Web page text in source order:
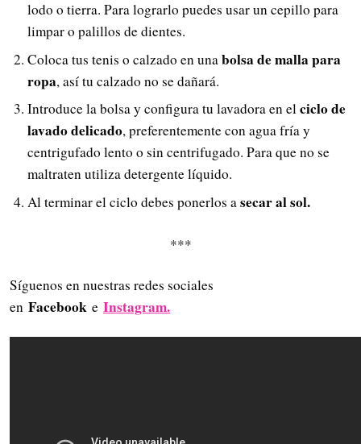
lodo o tierra. Para lograrlo puedes usar un cepillo para
limpar o palillos de dientes.
Coloca tus tenis o calzado en unabolsa de malla para
ropa, así tu calzado no se dañará.
Introduce la bolsa y configura tu lavadora en elciclo de
lavado delicado, preferentemente con agua fría y
centrigufado lento o sin centrifugado. Para que no se
maltraten utiliza detergente líquido.
Al terminar el ciclo debes ponerlos asecar al sol.
***
Síguenos en nuestras redes sociales
en Facebook e Instagram.